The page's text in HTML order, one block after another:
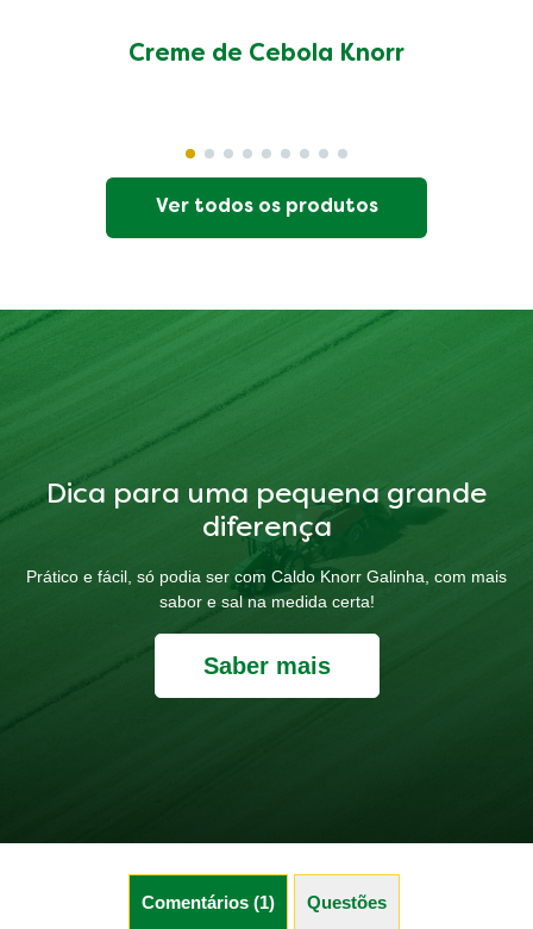
Creme de Cebola Knorr
Ver todos os produtos
Dica para uma pequena grande
diferença
Prático e fácil, só podia ser com Caldo Knorr Galinha, com mais
sabor e sal na medida certa!
Saber mais
Comentários (1) Questões (0)